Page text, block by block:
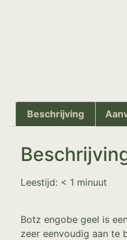
Beschrijving
Leestijd: < 1 minuut
Botz engobe geel is
zeer eenvoudig aan te